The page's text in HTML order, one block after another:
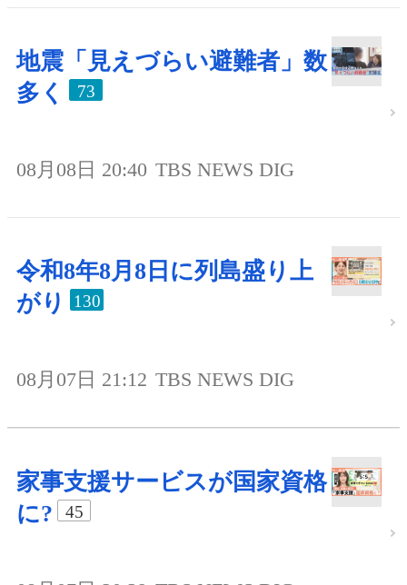
地震「見えづらい避難者」数
多く
73
08月08日 20:40 TBS NEWS DIG
令和8年8月8日に列島盛り上
がり
130
08月07日 21:12 TBS NEWS DIG
家事支援サービスが国家資格
に?
45